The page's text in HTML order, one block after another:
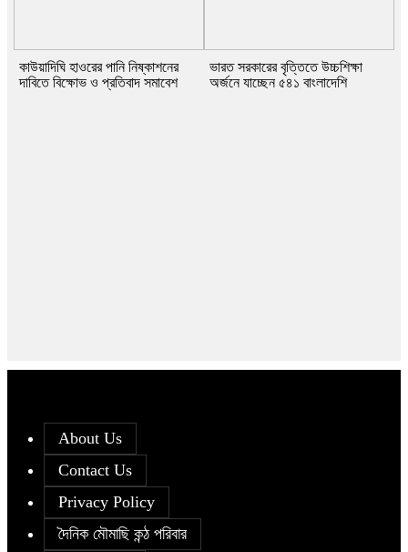
কাউয়াদিঘি হাওরের পানি নিষ্কাশনের
দাবিতে বিক্ষোভ ও প্রতিবাদ সমাবেশ
ভারত সরকারের বৃত্তিতে উচ্চশিক্ষা
অর্জনে যাচ্ছেন ৫৪১ বাংলাদেশি
About Us
Contact Us
Privacy Policy
দৈনিক মৌমাছি কন্ঠ পরিবার